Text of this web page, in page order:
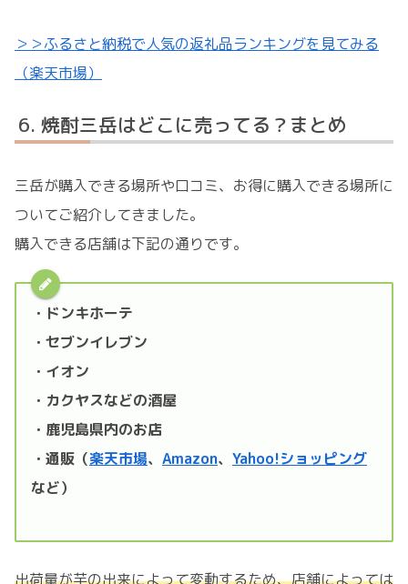
＞＞ふるさと納税で人気の返礼品ランキングを見てみる
（楽天市場）
焼酎三岳はどこに売ってる？まとめ
三岳が購入できる場所や口コミ、お得に購入できる場所に
ついてご紹介してきました。
購入できる店舗は下記の通りです。
・ドンキホーテ
・セブンイレブン
・イオン
・カクヤスなどの酒屋
・鹿児島県内のお店
・通販（楽天市場、 Amazon、 Yahoo!ショッピング
など）
出荷量が芋の出来によって変動するため、店舗によっては